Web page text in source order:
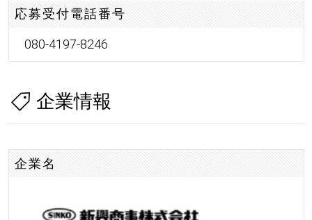
応募受付電話番号
080-4197-8246
企業情報
企業名